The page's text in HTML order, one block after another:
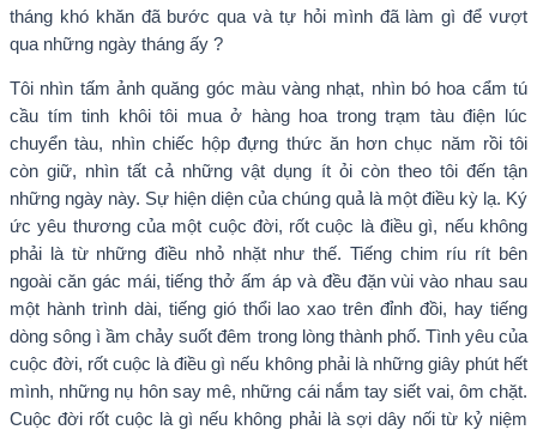
tháng khó khăn đã bước qua và tự hỏi mình đã làm gì để vượt
qua những ngày tháng ấy ?
Tôi nhìn tấm ảnh quăng góc màu vàng nhạt, nhìn bó hoa cẩm tú
cầu tím tinh khôi tôi mua ở hàng hoa trong trạm tàu điện lúc
chuyển tàu, nhìn chiếc hộp đựng thức ăn hơn chục năm rồi tôi
còn giữ, nhìn tất cả những vật dụng ít ỏi còn theo tôi đến tận
những ngày này. Sự hiện diện của chúng quả là một điều kỳ lạ. Ký
ức yêu thương của một cuộc đời, rốt cuộc là điều gì, nếu không
phải là từ những điều nhỏ nhặt như thế. Tiếng chim ríu rít bên
ngoài căn gác mái, tiếng thở ấm áp và đều đặn vùi vào nhau sau
một hành trình dài, tiếng gió thổi lao xao trên đỉnh đồi, hay tiếng
dòng sông ì ầm chảy suốt đêm trong lòng thành phố. Tình yêu của
cuộc đời, rốt cuộc là điều gì nếu không phải là những giây phút hết
mình, những nụ hôn say mê, những cái nắm tay siết vai, ôm chặt.
Cuộc đời rốt cuộc là gì nếu không phải là sợi dây nối từ kỷ niệm